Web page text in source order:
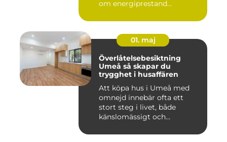
om energiprestand...
01. maj
Överlåtelsebesiktning
Umeå så skapar du
trygghet i husaffären
Att köpa hus i Umeå med
omnejd innebär ofta ett
stort steg i livet, både
känslomässigt och